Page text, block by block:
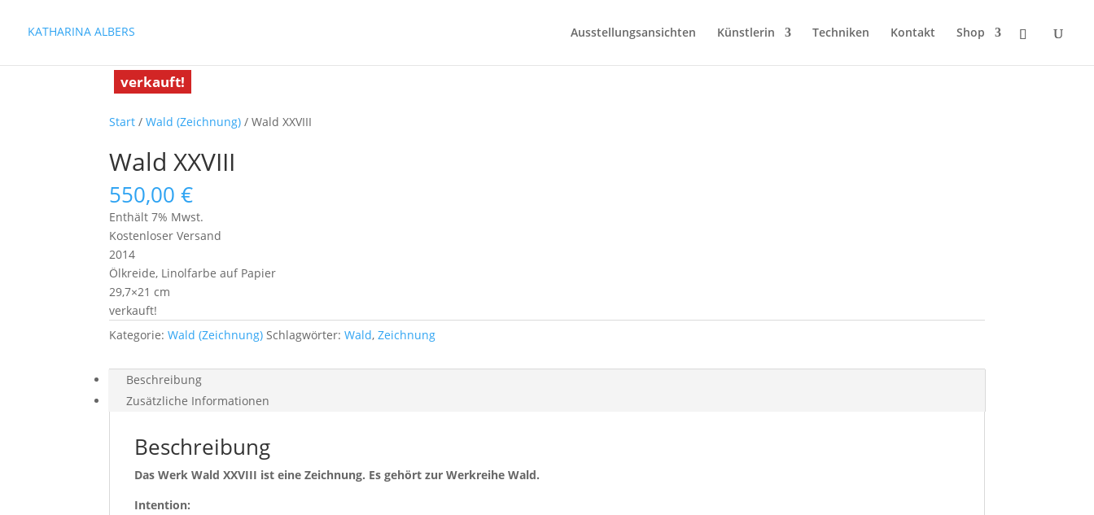
KATHARINA ALBERS Ausstellungsansichten Künstlerin Techniken Kontakt Shop
Start /Wald (Zeichnung) / Wald XXVIII
verkauft!
Wald XXVIII
550,00€
Enthält 7% Mwst.
Kostenloser Versand
2014
Ölkreide, Linolfarbe auf Papier
29,7×21 cm
verkauft!
Kategorie:Wald (Zeichnung) Schlagwörter:Wald,Zeichnung
Beschreibung
Zusätzliche Informationen
Beschreibung
Das Werk Wald XXVIII ist eine Zeichnung. Es gehört zur Werkreihe Wald.
Intention: